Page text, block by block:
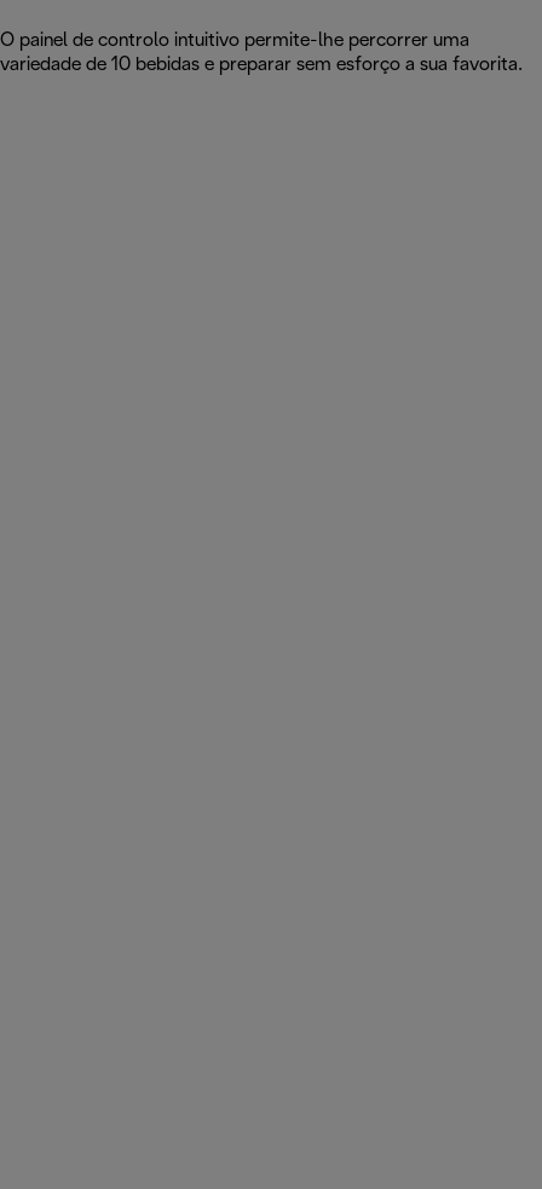
O painel de controlo intuitivo permite-lhe percorrer uma
variedade de 10 bebidas e preparar sem esforço a sua favorita.